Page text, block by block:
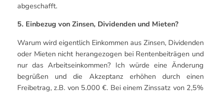
abgeschafft.
5. Einbezug von Zinsen, Dividenden und Mieten?
Warum wird eigentlich Einkommen aus Zinsen, Dividenden
oder Mieten nicht herangezogen bei Rentenbeiträgen und
nur das Arbeitseinkommen? Ich würde eine Änderung
begrüßen und die Akzeptanz erhöhen durch einen
Freibetrag, z.B. von 5.000 €. Bei einem Zinssatz von 2,5%